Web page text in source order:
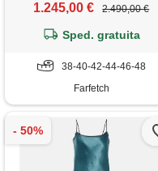
1.245,00 € 2.490,00 €
Sped. gratuita
38-40-42-44-46-48
Farfetch